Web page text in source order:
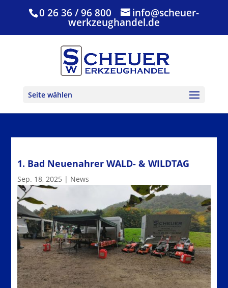
0 26 36 / 96 800 info@scheuer-
werkzeughandel.de
Seite wählen
1. Bad Neuenahrer WALD- & WILDTAG
Sep. 18, 2025 | News